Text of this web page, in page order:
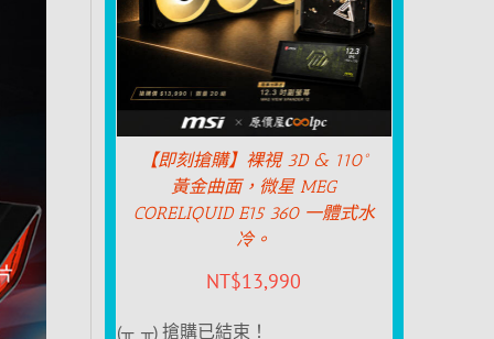
【即刻搶購】裸視 3D & 110°
黃金曲面，微星 MEG
CORELIQUID E15 360 一體式水
冷。
NT$13,990
(╥_╥) 搶購已結束！